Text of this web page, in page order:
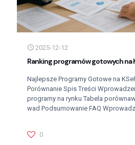
2025-12-12
Ranking programów gotowych na
Najlepsze Programy Gotowe na
Porównanie Spis Treści
programy na rynku Tabela
wad Podsumowanie FAQ
0